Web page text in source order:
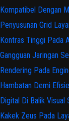
Kompatibel Dengan
Penyusunan Grid
Kontras Tinggi Pada
Gangguan Jaringan
Rendering Pada
Hambatan Demi
Digital Di Balik
Kakek Zeus Pada